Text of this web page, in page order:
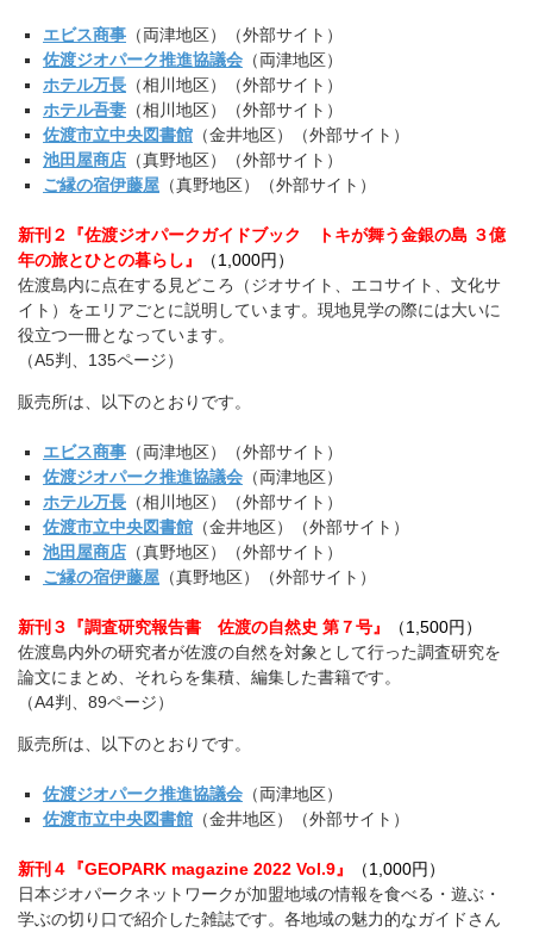
エビス商事 （両津地区）（外部サイト）
佐渡ジオパーク推進協議会 （両津地区）
ホテル万長 （相川地区）（外部サイト）
ホテル吾妻 （相川地区）（外部サイト）
佐渡市立中央図書館 （金井地区）（外部サイト）
池田屋商店 （真野地区）（外部サイト）
ご縁の宿伊藤屋 （真野地区）（外部サイト）
新刊２『佐渡ジオパークガイドブック トキが舞う金銀の島 ３億
年の旅とひとの暮らし』
（1,000円）
佐渡島内に点在する見どころ（ジオサイト、エコサイト、文化サ
イト）をエリアごとに説明しています。現地見学の際には大いに
役立つ一冊となっています。
（A5判、135ページ）
販売所は、以下のとおりです。
エビス商事 （両津地区）（外部サイト）
佐渡ジオパーク推進協議会 （両津地区）
ホテル万長 （相川地区）（外部サイト）
佐渡市立中央図書館 （金井地区）（外部サイト）
池田屋商店 （真野地区）（外部サイト）
ご縁の宿伊藤屋 （真野地区）（外部サイト）
新刊３『調査研究報告書 佐渡の自然史 第７号』
（1,500円）
佐渡島内外の研究者が佐渡の自然を対象として行った調査研究を
論文にまとめ、それらを集積、編集した書籍です。
（A4判、89ページ）
販売所は、以下のとおりです。
佐渡ジオパーク推進協議会 （両津地区）
佐渡市立中央図書館 （金井地区）（外部サイト）
新刊４『GEOPARK magazine 2022 Vol.9』 （1,000円）
日本ジオパークネットワークが加盟地域の情報を食べる・遊ぶ・
学ぶの切り口で紹介した雑誌です。各地域の魅力的なガイドさん